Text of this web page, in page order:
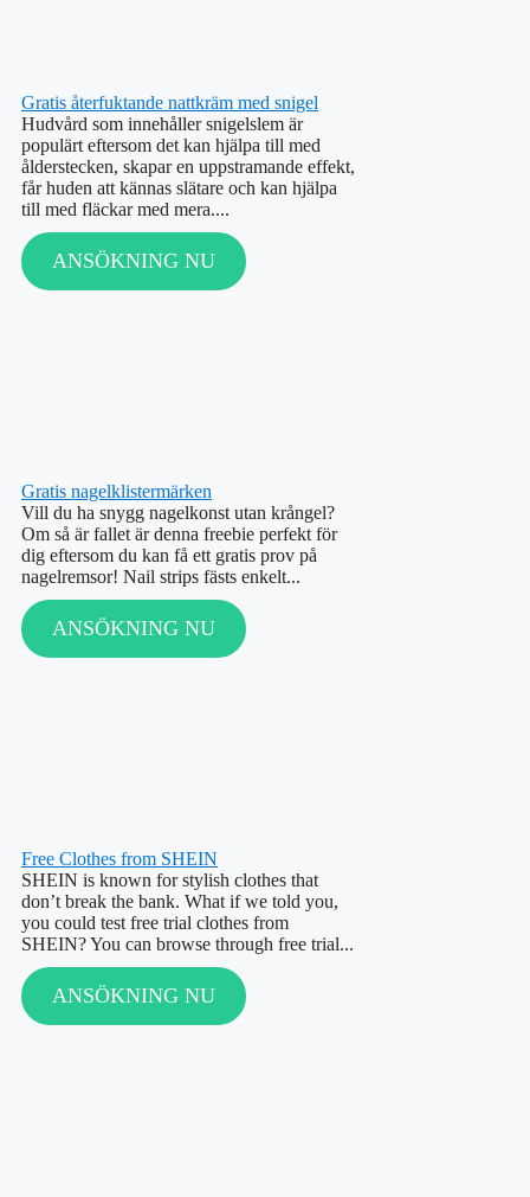
Gratis återfuktande nattkräm med snigel
Hudvård som innehåller snigelslem är
populärt eftersom det kan hjälpa till med
ålderstecken, skapar en uppstramande effekt,
får huden att kännas slätare och kan hjälpa
till med fläckar med mera....
ANSÖKNING NU
Gratis nagelklistermärken
Vill du ha snygg nagelkonst utan krångel?
Om så är fallet är denna freebie perfekt för
dig eftersom du kan få ett gratis prov på
nagelremsor! Nail strips fästs enkelt...
ANSÖKNING NU
Free Clothes from SHEIN
SHEIN is known for stylish clothes that
don’t break the bank. What if we told you,
you could test free trial clothes from
SHEIN? You can browse through free trial...
ANSÖKNING NU